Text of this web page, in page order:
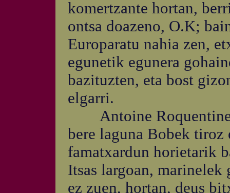
komertzante hortan,
ontsa doazeno, O.K;
Europaratu nahia zen,
egunetik egunera
bazituzten, eta bost
elgarri.
Antoine
bere laguna Bobek
famatxardun horietarik
Itsas largoan,
ez zuen, hortan, deus